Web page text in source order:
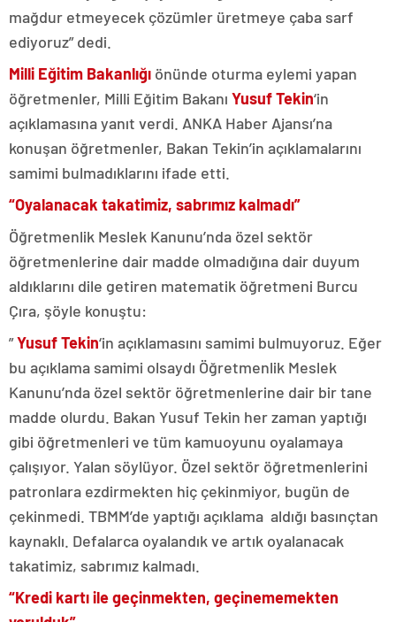
mağdur etmeyecek çözümler üretmeye çaba sarf
ediyoruz” dedi.
Milli Eğitim Bakanlığı önünde oturma eylemi yapan
öğretmenler, Milli Eğitim Bakanı Yusuf Tekin‘in
açıklamasına yanıt verdi. ANKA Haber Ajansı’na
konuşan öğretmenler, Bakan Tekin’in açıklamalarını
samimi bulmadıklarını ifade etti.
“Oyalanacak takatimiz, sabrımız kalmadı”
Öğretmenlik Meslek Kanunu’nda özel sektör
öğretmenlerine dair madde olmadığına dair duyum
aldıklarını dile getiren matematik öğretmeni Burcu
Çıra, şöyle konuştu:
”Yusuf Tekin‘in açıklamasını samimi bulmuyoruz. Eğer
bu açıklama samimi olsaydı Öğretmenlik Meslek
Kanunu’nda özel sektör öğretmenlerine dair bir tane
madde olurdu. Bakan Yusuf Tekin her zaman yaptığı
gibi öğretmenleri ve tüm kamuoyunu oyalamaya
çalışıyor. Yalan söylüyor. Özel sektör öğretmenlerini
patronlara ezdirmekten hiç çekinmiyor, bugün de
çekinmedi. TBMM’de yaptığı açıklama aldığı basınçtan
kaynaklı. Defalarca oyalandık ve artık oyalanacak
takatimiz, sabrımız kalmadı.
“Kredi kartı ile geçinmekten, geçinememekten